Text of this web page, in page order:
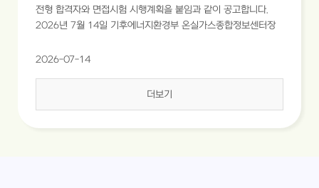
전형 합격자와 면접시험 시행계획을 붙임과 같이 공고합니다.
2026년 7월 14일 기후에너지환경부 온실가스종합정보센터장
2026-07-14
더보기